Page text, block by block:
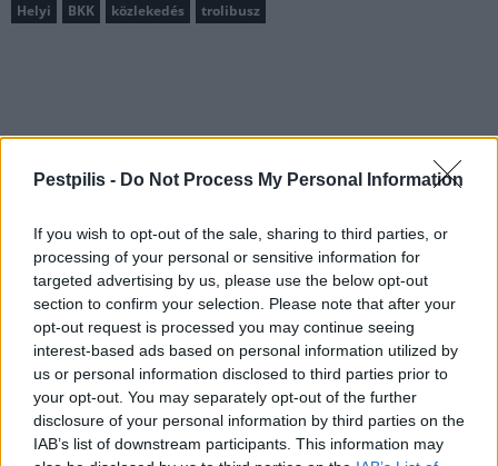
Pestpilis - Do Not Process My Personal Information
If you wish to opt-out of the sale, sharing to third parties, or
processing of your personal or sensitive information for
targeted advertising by us, please use the below opt-out
section to confirm your selection. Please note that after your
opt-out request is processed you may continue seeing
interest-based ads based on personal information utilized by
us or personal information disclosed to third parties prior to
your opt-out. You may separately opt-out of the further
disclosure of your personal information by third parties on the
IAB’s list of downstream participants. This information may
Helyi BKK közlekedés trolibusz
Útépítés